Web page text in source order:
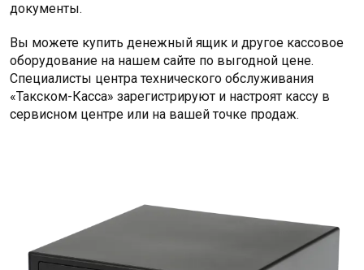
документы.
Вы можете купить денежный ящик и другое кассовое
оборудование на нашем сайте по выгодной цене.
Специалисты центра технического обслуживания
«Такском-Касса» зарегистрируют и настроят кассу в
сервисном центре или на вашей точке продаж.